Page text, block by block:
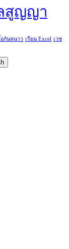
สูญญา
อกันหนาว เรียน Excel เวช